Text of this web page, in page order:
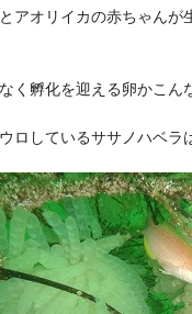
アオリイカの赤ちゃんが
く孵化を迎える卵かこん
ロしているササノハベラ